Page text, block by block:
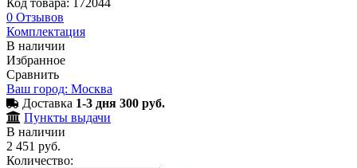
Код товара: 172044
0 Отзывов
Комплектация
В наличии
Избранное
Сравнить
Ваш город: Москва
Доставка 1-3 дня 300 руб.
Пункты выдачи
В наличии
2 451 руб.
Количество: